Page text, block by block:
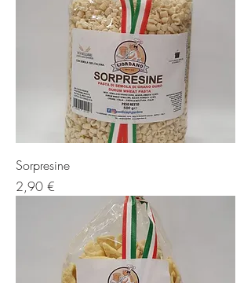
Sorpresine
Prezzo
2,90 €